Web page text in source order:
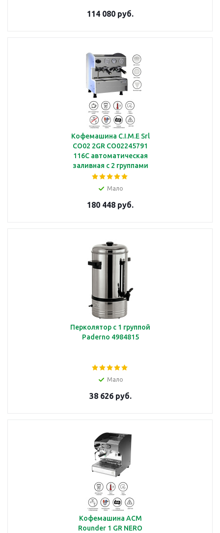
114 080 руб.
Кофемашина C.I.M.E Srl
CO02 2GR CO02245791
116C автоматическая
заливная с 2 группами
Мало
180 448 руб.
Перколятор с 1 группой
Paderno 4984815
Мало
38 626 руб.
Кофемашина ACM
Rounder 1 GR NERO